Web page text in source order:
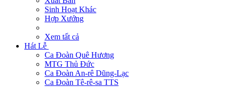
Sinh Hoạt Khác
Hợp Xướng
Xem tất cả
Hát Lễ
Ca Đoàn Quê Hương
MTG Thủ Đức
Ca Đoàn An-rê Dũng-Lạc
Ca Đoàn Tê-rê-sa TTS